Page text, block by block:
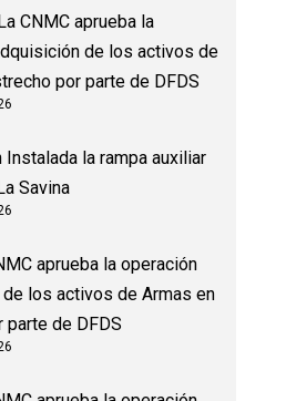
CNMC aprueba la
de los activos de
por parte de DFDS
Instalada la rampa auxiliar
Savina
aprueba la operación
los activos de Armas en
de DFDS